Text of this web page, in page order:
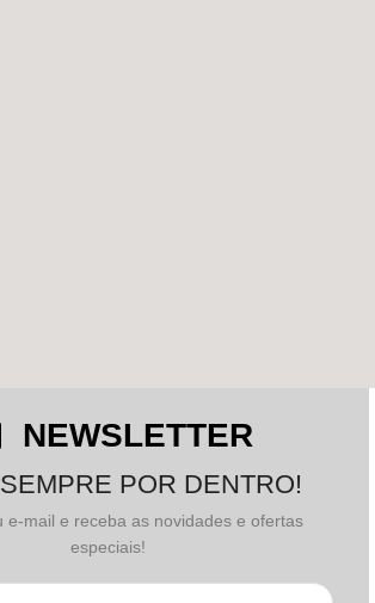
NEWSLETTER
POR DENTRO!
e-mail e receba as novidades e ofertas
especiais!